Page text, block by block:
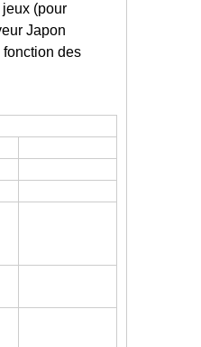
(pour
Japon
des